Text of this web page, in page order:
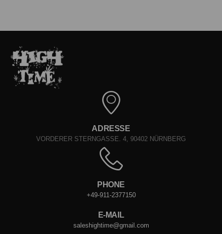
ADRESSE
VORDERER STERNGASSE. 4, 90402 NÜRNBERG
PHONE
+49-911-2377150
E-MAIL
saleshightime@gmail.com